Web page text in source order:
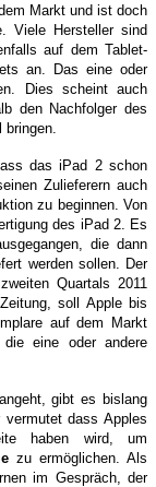
Markt und ist doch
Viele Hersteller sind
auf dem Tablet-
an. Das eine oder
Dies scheint auch
den Nachfolger des
das iPad 2 schon
Zulieferern auch
zu beginnen. Von
des iPad 2. Es
die dann
werden sollen. Der
Quartals 2011
soll Apple bis
auf dem Markt
eine oder andere
gibt es bislang
vermutet dass Apples
haben wird, um
zu ermöglichen. Als
im Gespräch, der